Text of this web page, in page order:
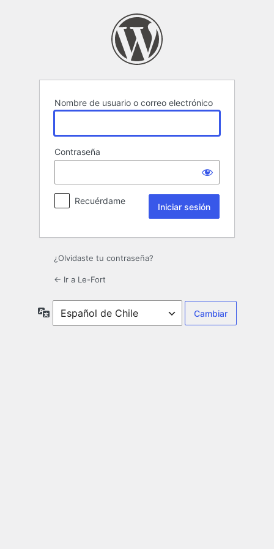
Nombre de usuario o correo electrónico
Contraseña
Recuérdame
¿Olvidaste tu contraseña?
← Ir a Le-Fort
Idioma